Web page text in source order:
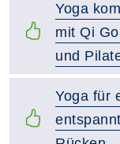
Yoga
mit Qi
und
Yoga für